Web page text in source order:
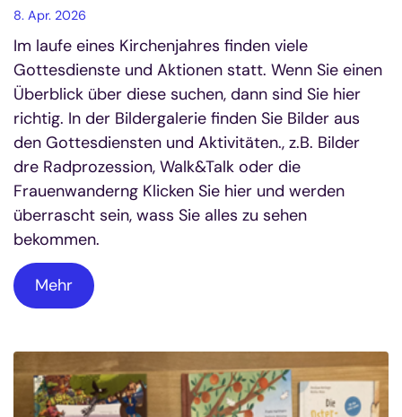
8. Apr. 2026
Im laufe eines Kirchenjahres finden viele
Gottesdienste und Aktionen statt. Wenn Sie einen
Überblick über diese suchen, dann sind Sie hier
richtig. In der Bildergalerie finden Sie Bilder aus
den Gottesdiensten und Aktivitäten., z.B. Bilder
dre Radprozession, Walk&Talk oder die
Frauenwanderng Klicken Sie hier und werden
überrascht sein, wass Sie alles zu sehen
bekommen.
Mehr